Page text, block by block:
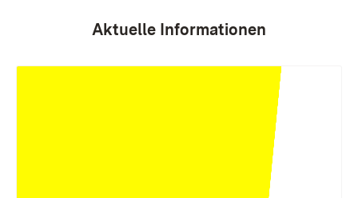
Aktuelle Informationen